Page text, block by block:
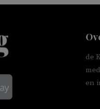
de
en